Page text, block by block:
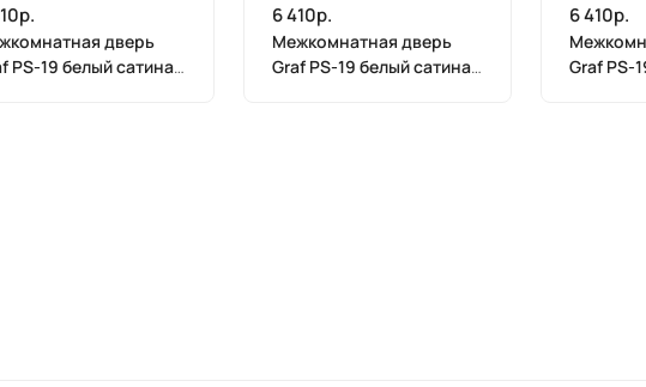
дверь
PS-19 белый сатинат
6 410р.
Межкомнатная дверь
Graf PS-19 белый сатинат
6 410р.
Graf PS-